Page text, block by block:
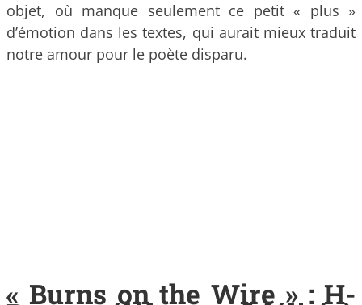
objet, où manque seulement ce petit « plus »
d’émotion dans les textes, qui aurait mieux traduit
notre amour pour le poète disparu.
« Burns on the Wire » : H-